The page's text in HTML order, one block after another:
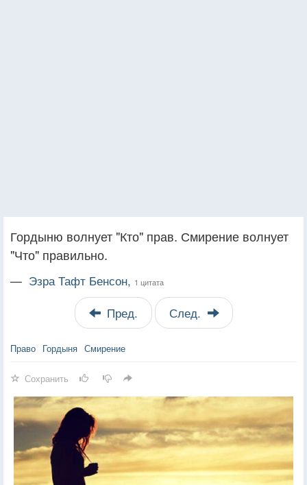
Гордыню волнует "Кто" прав. Смирение волнует
"Что" правильно.
— Эзра Тафт Бенсон, 1 цитата
Пред. След.
Право Гордыня Смирение
Сохранить